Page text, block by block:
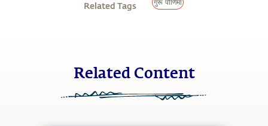
Related Tags गुरू पौर्णिमा
Related Content